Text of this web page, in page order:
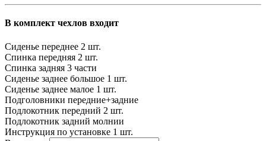
В комплект чехлов входит
Сиденье переднее 2 шт.
Спинка передняя 2 шт.
Спинка задняя 3 части
Сиденье заднее большое 1 шт.
Сиденье заднее малое 1 шт.
Подголовники передние+задние
Подлокотник передний 2 шт.
Подлокотник задний молнии
Инструкция по установке 1 шт.